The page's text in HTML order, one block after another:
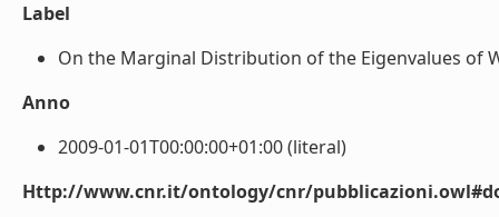
Label
On the Marginal Distribution of the Eigenvalues of
Anno
2009-01-01T00:00:00+01:00 (literal)
Http://www.cnr.it/ontology/cnr/